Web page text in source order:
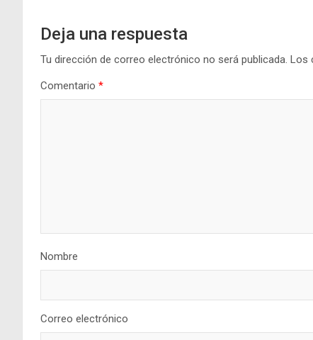
Deja una respuesta
Tu dirección de correo electrónico no será publicada. Los
Comentario *
Nombre
Correo electrónico